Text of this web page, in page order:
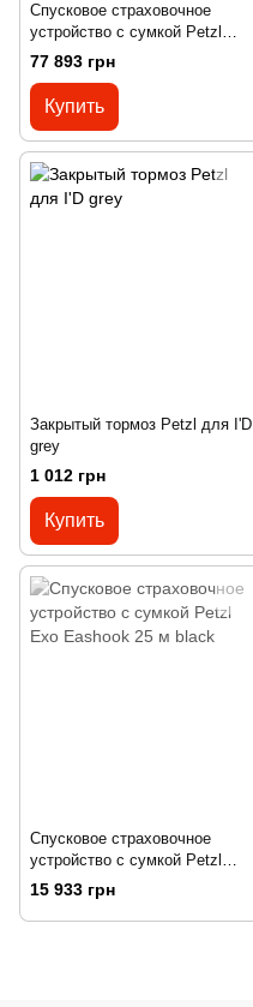
Спусковое страховочное
устройство с сумкой Petzl
Exo Eashook 80 м beige
77 893 грн
Купить
Закрытый тормоз Petzl для I'D
grey
1 012 грн
Купить
Спусковое страховочное
устройство с сумкой Petzl
Exo Eashook 25 м black
15 933 грн